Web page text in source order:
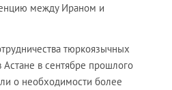
между Ираном и
тюркоязычных
в сентябре прошлого
о необходимости более